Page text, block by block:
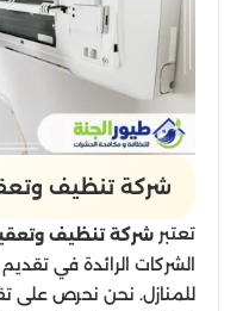
شركة تنظيف
تعتبر شركة تنظيف
الشركات الرائدة في
للمنازل. نحن نحرص على